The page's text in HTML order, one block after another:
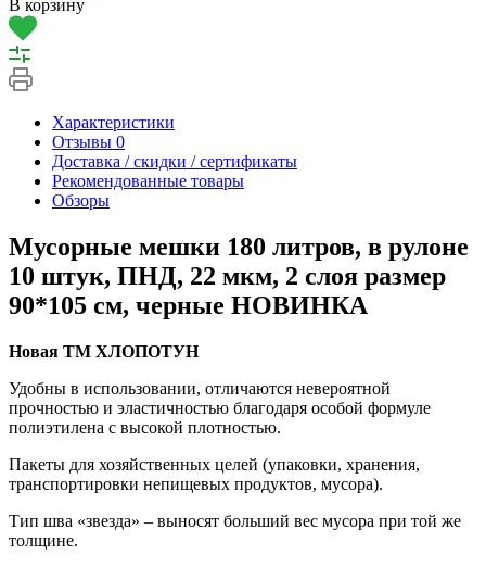
В корзину
Характеристики
Отзывы 0
Доставка / скидки / сертификаты
Рекомендованные товары
Обзоры
Мусорные мешки 180 литров, в рулоне
10 штук, ПНД, 22 мкм, 2 слоя размер
90*105 см, черные НОВИНКА
Новая ТМ ХЛОПОТУН
Удобны в использовании, отличаются невероятной
прочностью и эластичностью благодаря особой формуле
полиэтилена с высокой плотностью.
Пакеты для хозяйственных целей (упаковки, хранения,
транспортировки непищевых продуктов, мусора).
Тип шва «звезда» – выносят больший вес мусора при той же
толщине.